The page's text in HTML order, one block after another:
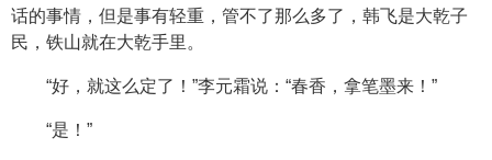
话的事情，但是事有轻重，管不了那么多了，韩飞是大乾子
民，铁山就在大乾手里。
“好，就这么定了！”李元霜说：“春香，拿笔墨来！”
“是！”